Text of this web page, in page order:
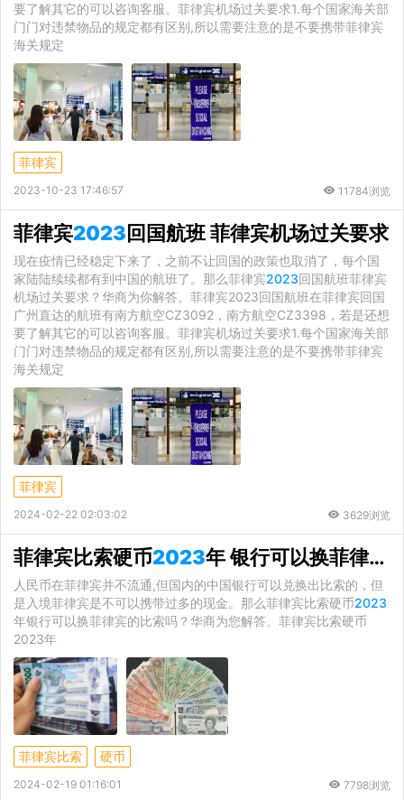
要了解其它的可以咨询客服。菲律宾机场过关要求1.每个国家海关部
门门对违禁物品的规定都有区别,所以需要注意的是不要携带菲律宾
海关规定
菲律宾
2023-10-23 17:46:57 11784浏览
菲律宾2023回国航班 菲律宾机场过关要求
现在疫情已经稳定下来了，之前不让回国的政策也取消了，每个国
家陆陆续续都有到中国的航班了。那么菲律宾2023回国航班菲律宾
机场过关要求？华商为你解答。菲律宾2023回国航班在菲律宾回国
广州直达的航班有南方航空CZ3092，南方航空CZ3398，若是还想
要了解其它的可以咨询客服。菲律宾机场过关要求1.每个国家海关部
门门对违禁物品的规定都有区别,所以需要注意的是不要携带菲律宾
海关规定
菲律宾
2024-02-22 02:03:02 3629浏览
菲律宾比索硬币2023年 银行可以换菲律宾的比索吗
人民币在菲律宾并不流通,但国内的中国银行可以兑换出比索的，但
是入境菲律宾是不可以携带过多的现金。那么菲律宾比索硬币2023
年银行可以换菲律宾的比索吗？华商为您解答。菲律宾比索硬币
2023年
菲律宾比索 硬币
2024-02-19 01:16:01 7798浏览